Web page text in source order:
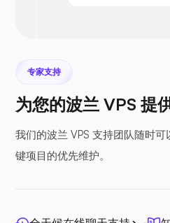
Nextcloud
专家支持
为您的波兰 VPS 提
我们的波兰 VPS 支持团队随时
键项目的优先维护。